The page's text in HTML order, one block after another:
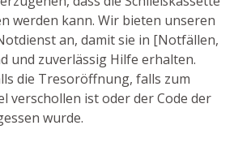
werden kann. Wir bieten unseren
an, damit sie in [Notfällen,
und zuverlässig Hilfe erhalten.
die Tresoröffnung, falls zum
verschollen ist oder der Code der
wurde.